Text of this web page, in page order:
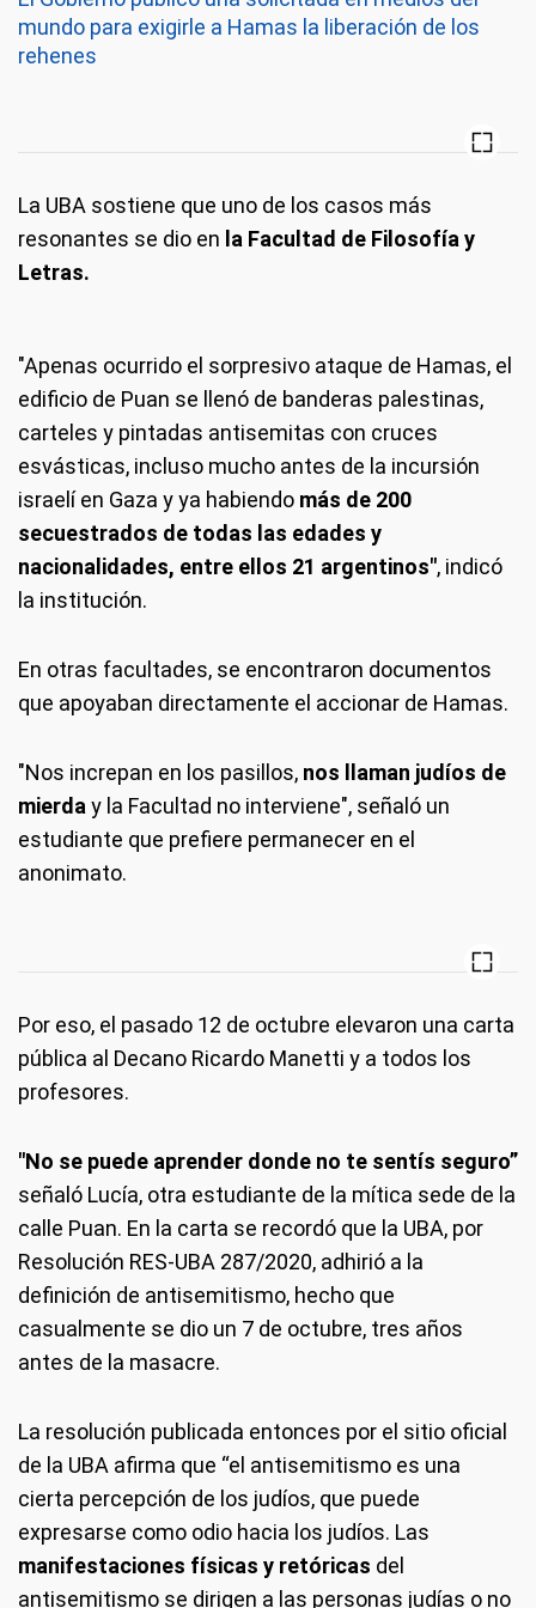
mundo para exigirle a Hamas la liberación de los
rehenes
La UBA sostiene que uno de los casos más
resonantes se dio en la Facultad de Filosofía y
Letras.
"Apenas ocurrido el sorpresivo ataque de Hamas, el
edificio de Puan se llenó de banderas palestinas,
carteles y pintadas antisemitas con cruces
esvásticas, incluso mucho antes de la incursión
israelí en Gaza y ya habiendo más de 200
secuestrados de todas las edades y
nacionalidades, entre ellos 21 argentinos", indicó
la institución.
En otras facultades, se encontraron documentos
que apoyaban directamente el accionar de Hamas.
"Nos increpan en los pasillos, nos llaman judíos de
mierda y la Facultad no interviene", señaló un
estudiante que prefiere permanecer en el
anonimato.
Por eso, el pasado 12 de octubre elevaron una carta
pública al Decano Ricardo Manetti y a todos los
profesores.
"No se puede aprender donde no te sentís seguro”
señaló Lucía, otra estudiante de la mítica sede de la
calle Puan. En la carta se recordó que la UBA, por
Resolución RES-UBA 287/2020, adhirió a la
definición de antisemitismo, hecho que
casualmente se dio un 7 de octubre, tres años
antes de la masacre.
La resolución publicada entonces por el sitio oficial
de la UBA afirma que “el antisemitismo es una
cierta percepción de los judíos, que puede
expresarse como odio hacia los judíos. Las
manifestaciones físicas y retóricas del
antisemitismo se dirigen a las personas judías o no